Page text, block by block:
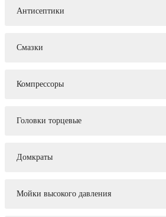
Антисептики
Смазки
Компрессоры
Головки торцевые
Домкраты
Мойки высокого давления